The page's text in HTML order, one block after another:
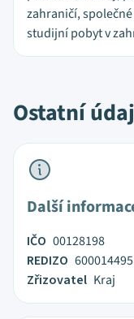
zahraničí,
studijní pobyt v
Ostatní
Další
IČO 00128198
REDIZO 600014495
Zřizovatel Kraj